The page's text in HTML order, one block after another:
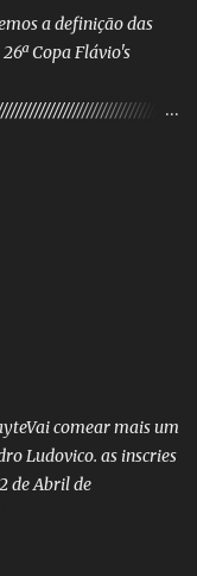
a definição das
Copa Flávio's
Nome: Cleison
03: Nome: Adolfo
Membro 01:
do Mané Membro
Rádio ...
comear mais um
Ludovico. as inscries
de Abril de